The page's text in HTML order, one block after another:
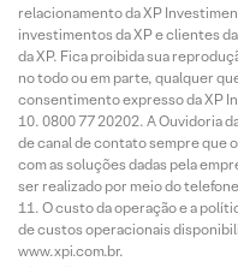
relacionamento da XP
investimentos da XP e clientes
da XP. Fica proibida sua
no todo ou em parte, qualquer
consentimento expresso da XP
0800 77 20202. A Ouvidoria
de canal de contato sempre que
com as soluções dadas pela
ser realizado por meio do
O custo da operação e a
de custos operacionais
www.xpi.com.br.